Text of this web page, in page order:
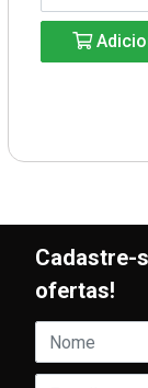
Cadastre-
ofertas!